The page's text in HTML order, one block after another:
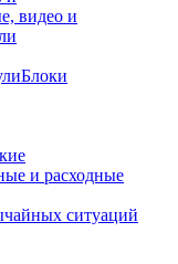
видео и
Блоки
и расходные
ситуаций